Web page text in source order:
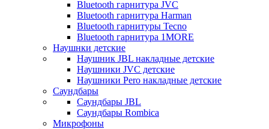
Bluetooth гарнитура JVC
Bluetooth гарнитура Harman
Bluetooth гарнитуры Tecno
Bluetooth гарнитура 1MORE
Наушнки детские
Наушник JBL накладные детские
Наушники JVC детские
Наушники Pero накладные детские
Саундбары
Саундбары JBL
Саундбары Rombica
Микрофоны